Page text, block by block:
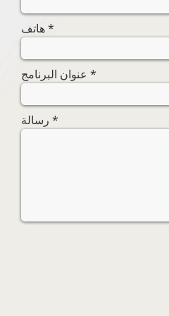
هاتف
عنوان البرنامج
رسالة